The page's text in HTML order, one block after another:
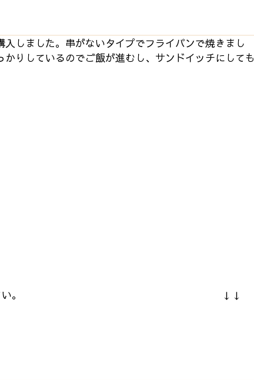
しました。串がないタイプでフライパンで焼きまし
りしているのでご飯が進むし、サンドイッチにしても
してみてください。 ↓↓